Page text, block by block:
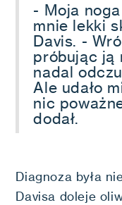
- Moja noga
mnie lekki
Davis. -
próbując ją
nadal
Ale udało
nic
dodał.
Diagnoza była
Davisa doleje